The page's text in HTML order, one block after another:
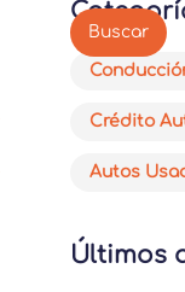
Crédito
Autos
Últimos